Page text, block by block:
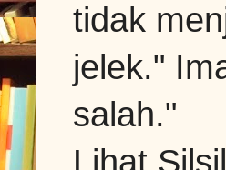
tidak
jelek."
salah."
Lihat